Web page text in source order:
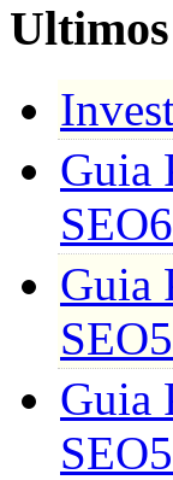
Guia
Guia
Guia